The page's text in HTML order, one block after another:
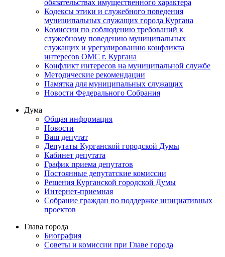
обязательствах имущественного характера
Кодексы этики и служебного поведения
муниципальных служащих города Кургана
Комиссии по соблюдению требований к
служебному поведению муниципальных
служащих и урегулированию конфликта
интересов ОМС г. Кургана
Конфликт интересов на муниципальной службе
Методические рекомендации
Памятка для муниципальных служащих
Новости Федерального Cобрания
Дума
Общая информация
Новости
Ваш депутат
Депутаты Курганской городской Думы
Кабинет депутата
График приема депутатов
Постоянные депутатские комиссии
Решения Курганской городской Думы
Интернет-приемная
Собрание граждан по поддержке инициативных
проектов
Глава города
Биография
Советы и комиссии при Главе города